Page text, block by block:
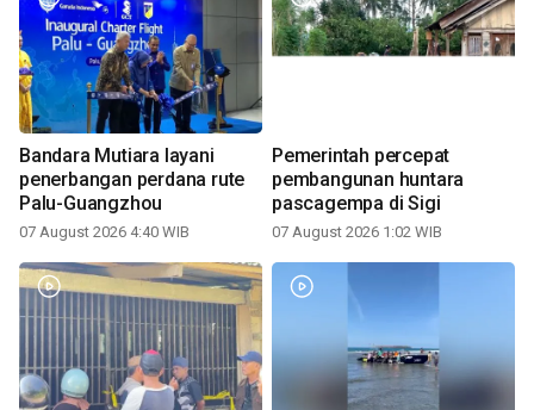
Bandara Mutiara layani
penerbangan perdana rute
Palu-Guangzhou
07 August 2026 4:40 WIB
Pemerintah percepat
pembangunan huntara
pascagempa di Sigi
07 August 2026 1:02 WIB